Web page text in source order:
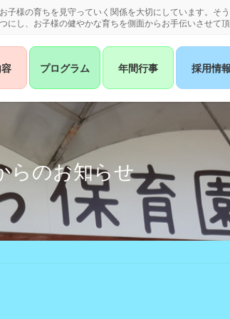
様の育ちを見守っていく関係を大切にしています。そ
し、お子様の健やかな育ちを側面からお手伝いさせて頂
プログラム 年間行事 採用情報
らのお知らせ